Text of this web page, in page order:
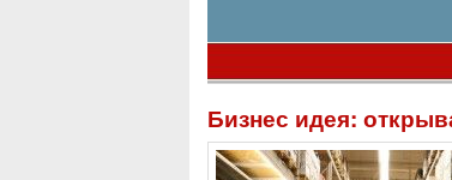
Бизнес идея: